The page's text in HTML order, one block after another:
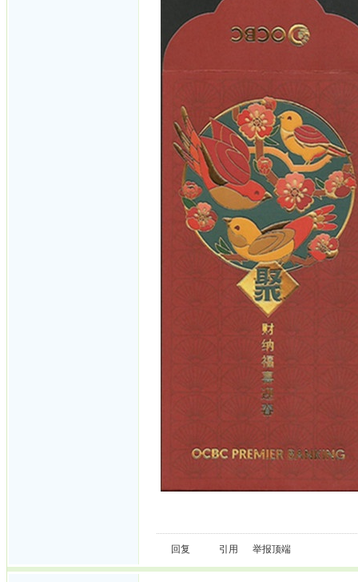
回复 引用 举报顶端